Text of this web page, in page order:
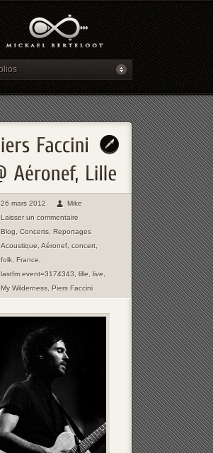
26 mars 2012
Mike
Laisser un commentaire
Blog Concerts Reportages
Acoustique Aéronef concert
folk France
lastfm:event=3174343 lille live
My Wilderness Piers Faccini